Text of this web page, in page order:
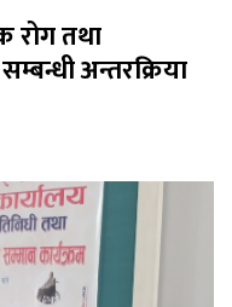
रोग तथा
अन्तरक्रिया